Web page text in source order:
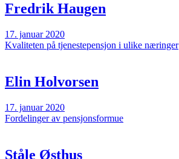
Fredrik Haugen
17. januar 2020
Kvaliteten på tjenestepensjon i ulike næringer
Elin Holvorsen
17. januar 2020
Fordelinger av pensjonsformue
Ståle Østhus